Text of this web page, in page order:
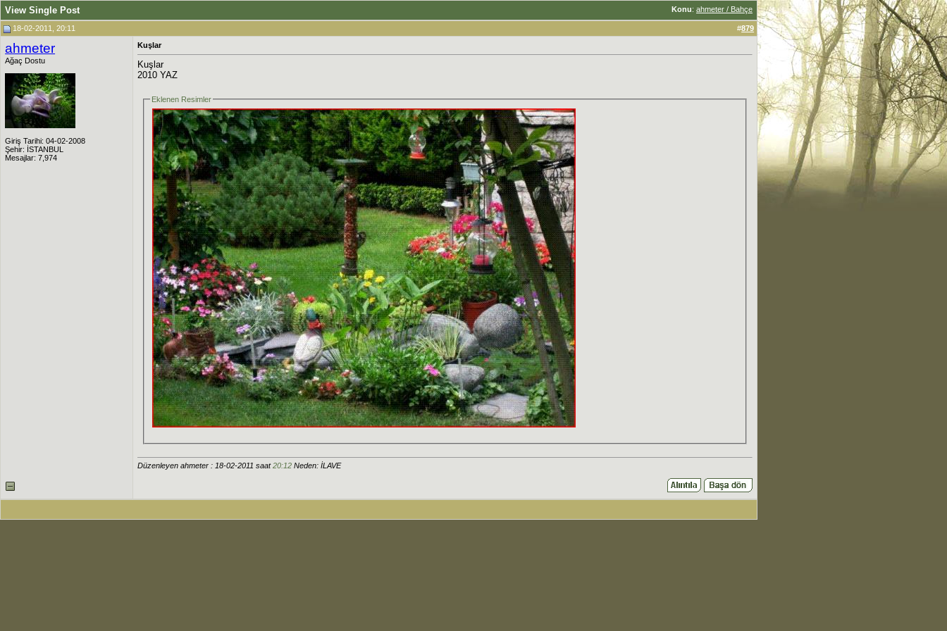
Konu: ahmeter / Bahçe
View Single Post
18-02-2011, 20:11 #879
ahmeter
Ağaç Dostu
Giriş Tarihi: 04-02-2008
Şehir: İSTANBUL
Mesajlar: 7,974
Kuşlar
Kuşlar
2010 YAZ
Eklenen Resimler
Düzenleyen ahmeter : 18-02-2011 saat20:12 Neden: İLAVE